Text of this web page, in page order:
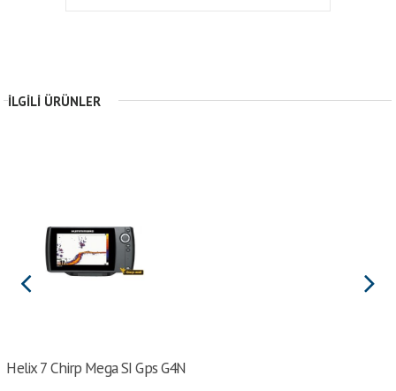
İLGILI ÜRÜNLER
Helix 7 Chirp Mega SI Gps G4N